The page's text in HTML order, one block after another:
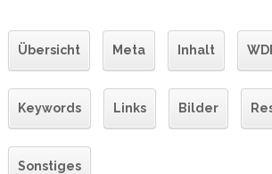
Übersicht Meta Inhalt
Keywords Links Bilder
Sonstiges